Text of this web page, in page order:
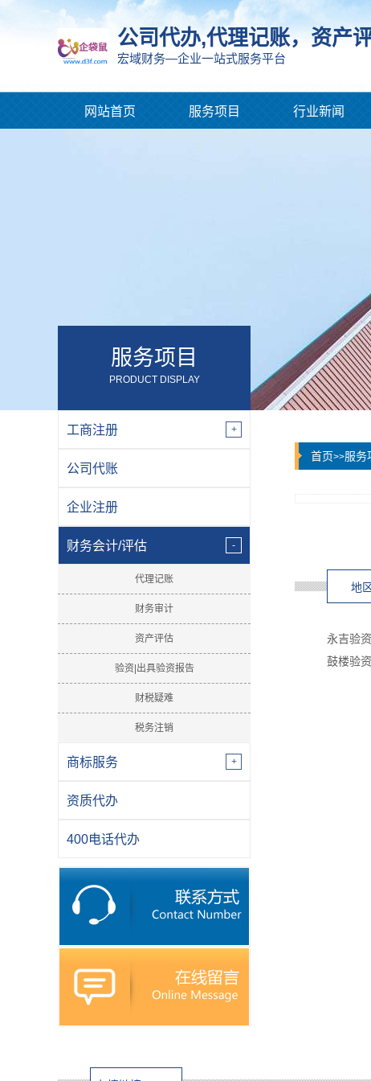
公司代办,代理记账，资产
宏域财务—企业一站式服务平台
网站首页 服务项目 行业新闻
服务项目
PRODUCT DISPLAY
工商注册
公司代账
企业注册
财务会计/评估
代理记账
财务审计
资产评估
验资|出具验资报告
财税疑难
税务注销
商标服务
资质代办
400电话代办
首页>>服务
地
永吉验
鼓楼验